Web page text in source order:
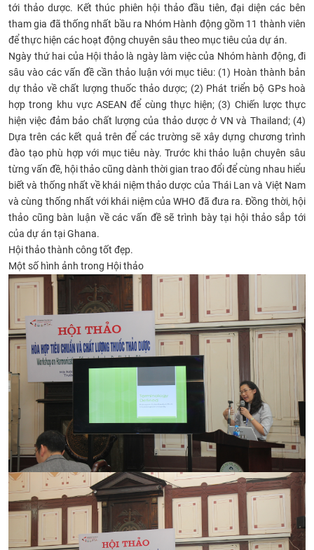
tới thảo dược. Kết thúc phiên hội thảo đầu tiên, đại diện các bên
tham gia đã thống nhất bầu ra Nhóm Hành động gồm 11 thành viên
để thực hiện các hoạt động chuyên sâu theo mục tiêu của dự án.
Ngày thứ hai của Hội thảo là ngày làm việc của Nhóm hành động, đi
sâu vào các vấn đề cần thảo luận với mục tiêu: (1) Hoàn thành bản
dự thảo về chất lượng thuốc thảo dược; (2) Phát triển bộ GPs hoà
hợp trong khu vực ASEAN để cùng thực hiện; (3) Chiến lược thực
hiện việc đảm bảo chất lượng của thảo dược ở VN và Thailand; (4)
Dựa trên các kết quả trên để các trường sẽ xây dựng chương trình
đào tạo phù hợp với mục tiêu này. Trước khi thảo luận chuyên sâu
từng vấn đề, hội thảo cũng dành thời gian trao đổi để cùng nhau hiểu
biết và thống nhất về khái niệm thảo dược của Thái Lan và Việt Nam
và cùng thống nhất với khái niệm của WHO đã đưa ra. Đồng thời, hội
thảo cũng bàn luận về các vấn đề sẽ trình bày tại hội thảo sắp tới
của dự án tại Ghana.
Hội thảo thành công tốt đẹp.
Một số hình ảnh trong Hội thảo